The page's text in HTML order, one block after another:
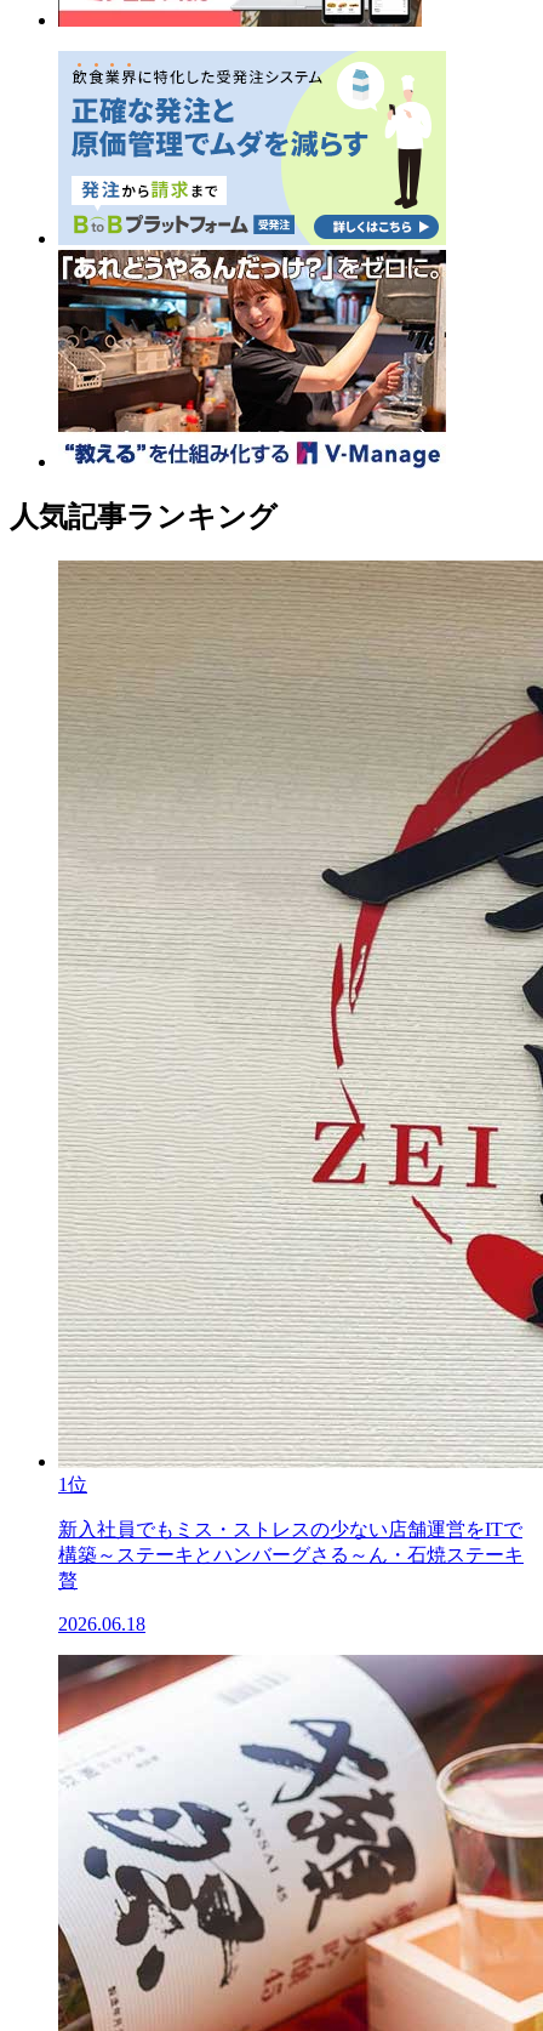
人気記事ランキング
1位
新入社員でもミス・ストレスの少ない店舗運営をITで
構築～ステーキとハンバーグさる～ん・石焼ステーキ
贅
2026.06.18